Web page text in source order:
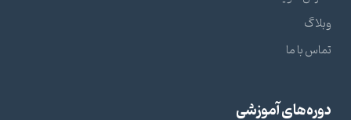
وبلاگ
تماس با ما
دوره‌های آموزشی